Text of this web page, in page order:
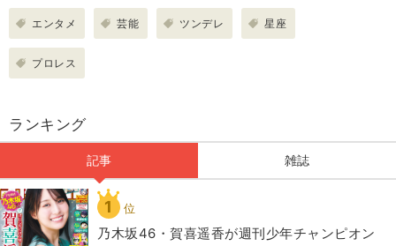
エンタメ 芸能 ツンデレ 星座
プロレス
ランキング
記事 雑誌
1 位
乃木坂46・賀喜遥香が週刊少年チャンピオン